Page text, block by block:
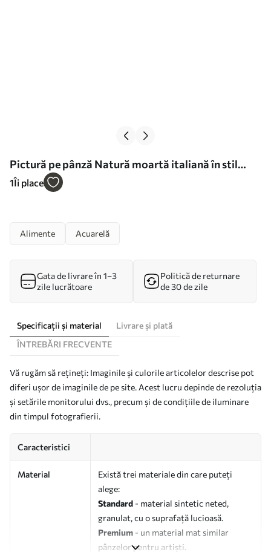
Pictură pe pânză Natură moartă italiană în stil
acuarelă Nr s49255
1Îi place
Alimente Acuarelă
Gata de livrare în 1–3
zile lucrătoare
Politică de returnare
de 30 de zile
Specificații și material
Livrare și plată
ÎNTREBĂRI FRECVENTE
Vă rugăm să rețineți: Imaginile și culorile articolelor descrise pot
diferi ușor de imaginile de pe site. Acest lucru depinde de rezoluția
și setările monitorului dvs., precum și de condițiile de iluminare
din timpul fotografierii.
Caracteristici
Material
Există trei materiale din care puteți
alege:
Standard - material sintetic neted,
granulat, cu o suprafață lucioasă.
Premium - un material mat similar
pânzelor pentru artiști.